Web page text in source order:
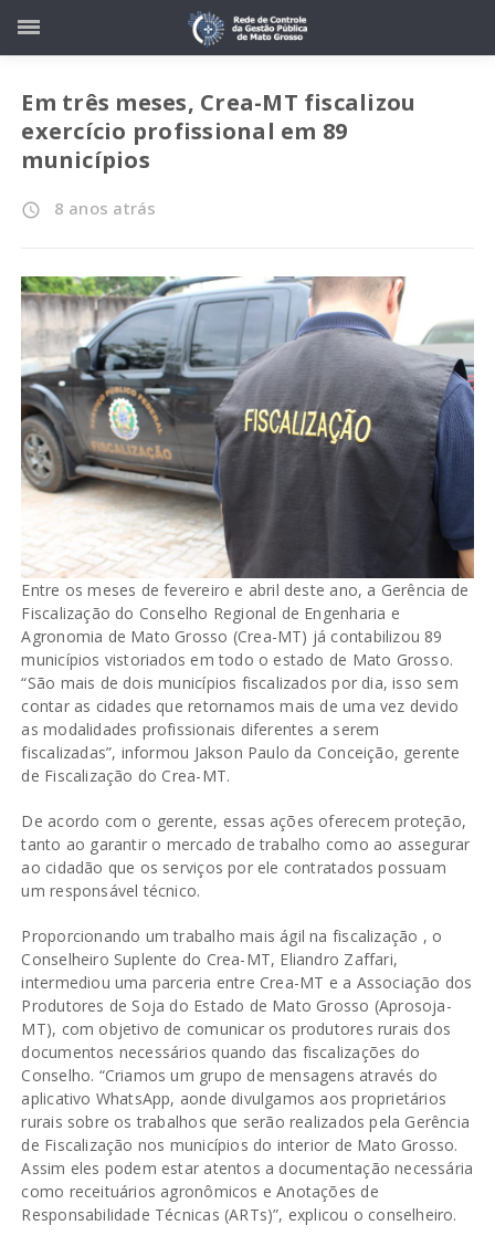
Em três meses, Crea-MT fiscalizou
exercício profissional em 89
municípios
access_time 8 anos atrás
Entre os meses de fevereiro e abril deste ano, a Gerência de
Fiscalização do Conselho Regional de Engenharia e
Agronomia de Mato Grosso (Crea-MT) já contabilizou 89
municípios vistoriados em todo o estado de Mato Grosso.
“São mais de dois municípios fiscalizados por dia, isso sem
contar as cidades que retornamos mais de uma vez devido
as modalidades profissionais diferentes a serem
fiscalizadas”, informou Jakson Paulo da Conceição, gerente
de Fiscalização do Crea-MT.
De acordo com o gerente, essas ações oferecem proteção,
tanto ao garantir o mercado de trabalho como ao assegurar
ao cidadão que os serviços por ele contratados possuam
um responsável técnico.
Proporcionando um trabalho mais ágil na fiscalização , o
Conselheiro Suplente do Crea-MT, Eliandro Zaffari,
intermediou uma parceria entre Crea-MT e a Associação dos
Produtores de Soja do Estado de Mato Grosso (Aprosoja-
MT), com objetivo de comunicar os produtores rurais dos
documentos necessários quando das fiscalizações do
Conselho. “Criamos um grupo de mensagens através do
aplicativo WhatsApp, aonde divulgamos aos proprietários
rurais sobre os trabalhos que serão realizados pela Gerência
de Fiscalização nos municípios do interior de Mato Grosso.
Assim eles podem estar atentos a documentação necessária
como receituários agronômicos e Anotações de
Responsabilidade Técnicas (ARTs)”, explicou o conselheiro.